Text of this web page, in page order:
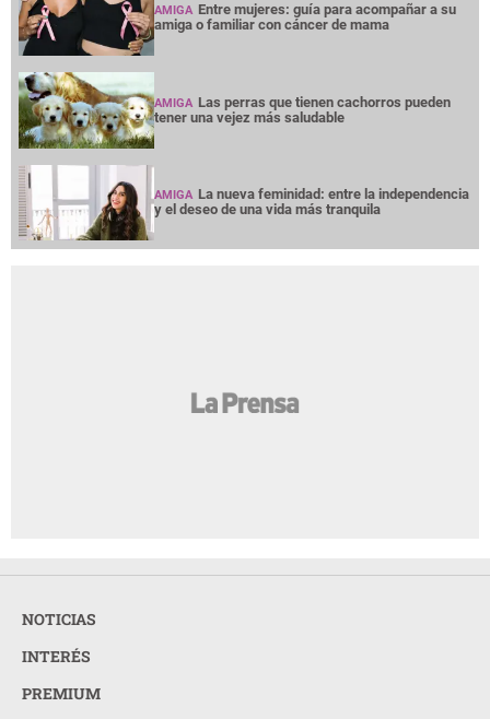
AMIGA Entre mujeres: guía para acompañar a su
amiga o familiar con cáncer de mama
AMIGA Las perras que tienen cachorros pueden
tener una vejez más saludable
AMIGA La nueva feminidad: entre la independencia
y el deseo de una vida más tranquila
NOTICIAS
INTERÉS
PREMIUM